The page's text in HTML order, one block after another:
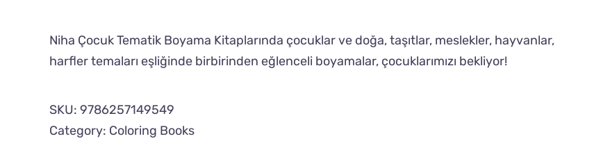
Niha Çocuk Tematik Boyama Kitaplarında çocuklar ve doğa, taşıtlar, meslekler, hayvanlar,
harfler temaları eşliğinde birbirinden eğlenceli boyamalar, çocuklarımızı bekliyor!
SKU: 9786257149549
Category: Coloring Books